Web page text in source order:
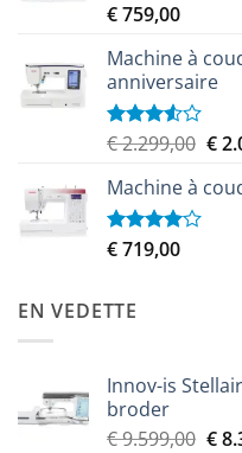
Note5.00
€759,00
Machine à
anniversaire
Note
5
€2.299,00 Le
€
Machine à
Note
€719,00
EN VEDETTE
Innov-is
broder
€9.599,00 Le
€